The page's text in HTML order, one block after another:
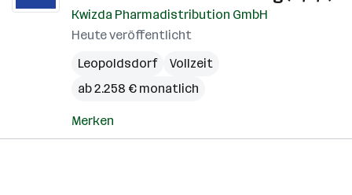
Kwizda Pharmadistribution GmbH
Heute veröffentlicht
Leopoldsdorf
Vollzeit
ab 2.258 € monatlich
Merken